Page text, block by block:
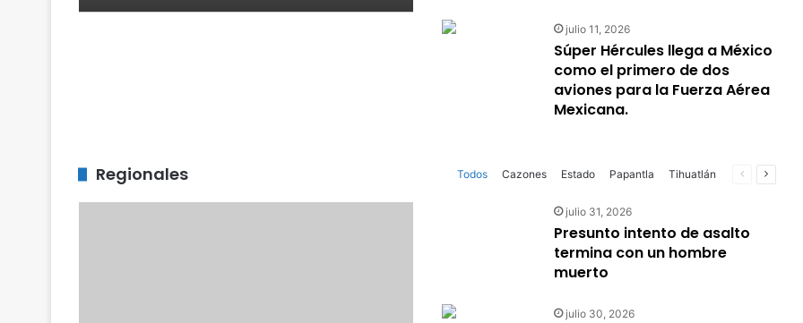
julio 11, 2026
Súper Hércules llega a México
como el primero de dos
aviones para la Fuerza Aérea
Mexicana.
Regionales Todos Cazones Estado Papantla Tihuatlán
PáginaPágina
julio 31, 2026
Presunto intento de asalto
termina con un hombre
muerto
julio 30, 2026